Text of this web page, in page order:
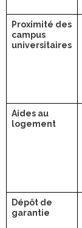
Proximité des
campus
universitaires
Aides au
logement
Dépôt de
garantie